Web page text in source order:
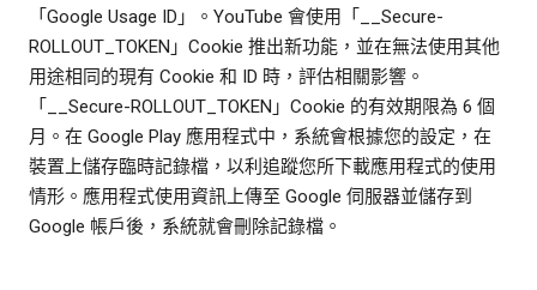
「Google Usage ID」。YouTube 會使用「__Secure-
ROLLOUT_TOKEN」Cookie 推出新功能，並在無法使用其他
用途相同的現有 Cookie 和 ID 時，評估相關影響。
「__Secure-ROLLOUT_TOKEN」Cookie 的有效期限為 6 個
月。在 Google Play 應用程式中，系統會根據您的設定，在
裝置上儲存臨時記錄檔，以利追蹤您所下載應用程式的使用
情形。應用程式使用資訊上傳至 Google 伺服器並儲存到
Google 帳戶後，系統就會刪除記錄檔。